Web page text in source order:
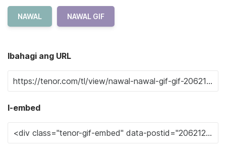
NAWAL NAWAL GIF
Ibahagi ang URL
I-embed